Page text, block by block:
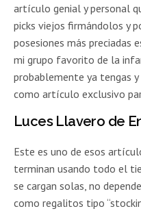
artículo genial y personal
picks viejos firmándolos y
posesiones más preciadas
mi grupo favorito de la
probablemente ya tengas
como artículo exclusivo
Luces Llavero de
Este es uno de esos
terminan usando todo el
se cargan solas, no
como regalitos tipo